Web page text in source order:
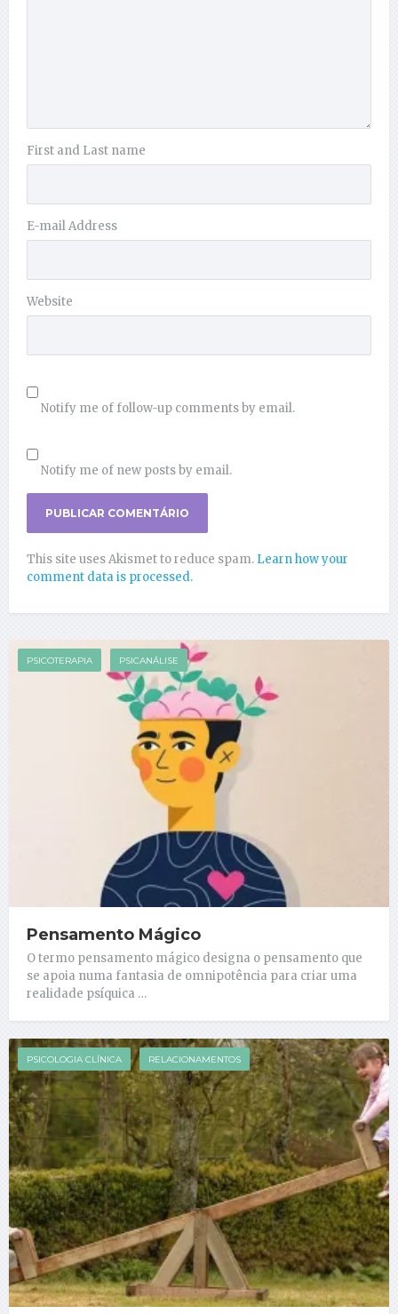
First and Last name
E-mail Address
Website
Notify me of follow-up comments by email.
Notify me of new posts by email.
This site uses Akismet to reduce spam. Learn how your
comment data is processed.
PSICOTERAPIA PSICANÁLISE
Pensamento Mágico
O termo pensamento mágico designa o pensamento que
se apoia numa fantasia de omnipotência para criar uma
realidade psíquica …
PSICOLOGIA CLÍNICA RELACIONAMENTOS